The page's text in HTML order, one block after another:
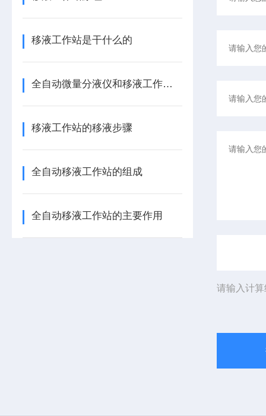
移液工作站是干什么的
全自动微量分液仪和移液工作站的区别
移液工作站的移液步骤
全自动移液工作站的组成
全自动移液工作站的主要作用
请输入计